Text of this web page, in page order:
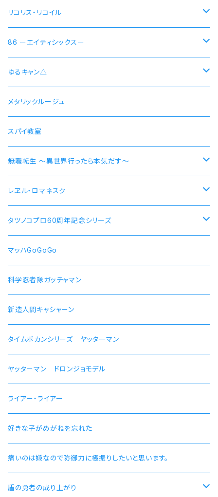
リコリス・リコイル
錦木千束 DA 1st モデル 腕時計 本数限定商品
井ノ上たきな DA 2nd モデル 腕時計 本数限定商品
86 ーエイティシックスー
シン 連邦国ver モデル
シン 共和国ver モデル
ヴラディレーナ・ミリーゼ モデル
ゆるキャン△
野クルver
志摩リン
各務原なでしこ
乗物シリーズ
なでしこ 自転車
桜 自動車
メタリックルージュ
スパイ教室
無職転生 〜異世界行ったら本気だす〜
【エリス・ボレアス・グレイラット】腕時計 本数限定商品
【ロキシー・ミグルディア】腕時計 本数限定商品
【シルフィエット】腕時計 本数限定商品
【ルイジェルド】腕時計 本数限定
【パウロ・グレイラッド】腕時計 本数限定
【オルステッド】腕時計 本数限定
レヱル・ロマネスク
すずしろ モデル
紅
ラン モデル
かにこ
タツノコプロ60周年記念シリーズ
マッハGoGoGo 55周年記念モデル
科学忍者隊ガッチャマン 50周年記念モデル
新造人間キャシャーン 50周年記念モデル
タイムボカンシリーズ ヤッターマン 45周年記念モデル
マッハGoGoGo
科学忍者隊ガッチャマン
新造人間キャシャーン
タイムボカンシリーズ ヤッターマン
ヤッターマン ドロンジョモデル
ライアー・ライアー
好きな子がめがねを忘れた
痛いのは嫌なので防御力に極振りしたいと思います。
盾の勇者の成り上がり